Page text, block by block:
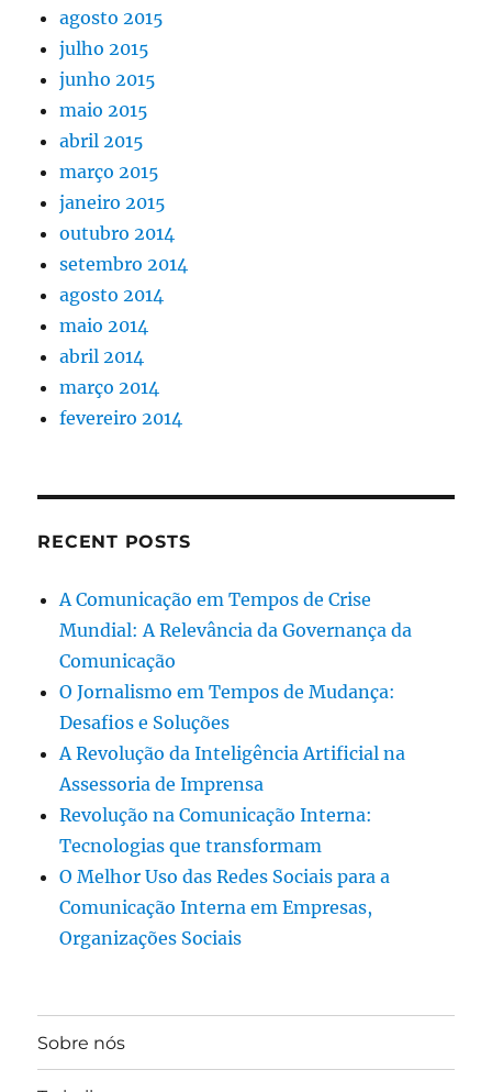
agosto 2015
julho 2015
junho 2015
maio 2015
abril 2015
março 2015
janeiro 2015
outubro 2014
setembro 2014
agosto 2014
maio 2014
abril 2014
março 2014
fevereiro 2014
RECENT POSTS
A Comunicação em Tempos de Crise
Mundial: A Relevância da Governança da
Comunicação
O Jornalismo em Tempos de Mudança:
Desafios e Soluções
A Revolução da Inteligência Artificial na
Assessoria de Imprensa
Revolução na Comunicação Interna:
Tecnologias que transformam
O Melhor Uso das Redes Sociais para a
Comunicação Interna em Empresas,
Organizações Sociais
Sobre nós